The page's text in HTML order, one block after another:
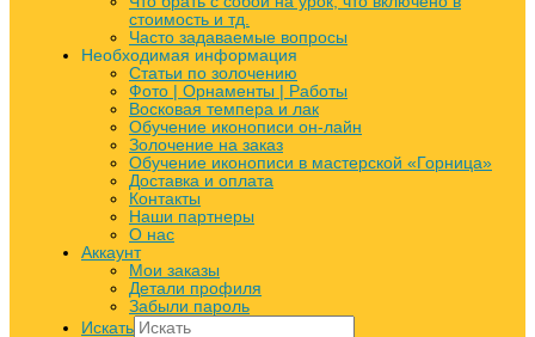
стоимость и тд.
Часто задаваемые вопросы
Необходимая информация
Статьи по золочению
Фото | Орнаменты | Работы
Восковая темпера и лак
Обучение иконописи он-лайн
Золочение на заказ
Обучение иконописи в мастерской «Горница»
Доставка и оплата
Контакты
Наши партнеры
О нас
Аккаунт
Мои заказы
Детали профиля
Забыли пароль
Искать